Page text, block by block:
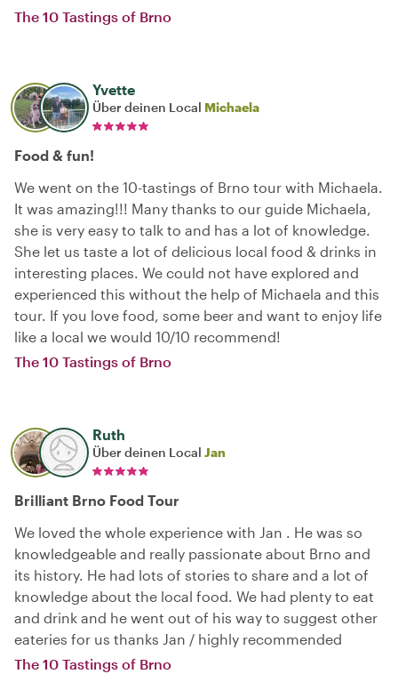
The 10 Tastings of Brno
Yvette
Über deinen Local Michaela
Food & fun!
We went on the 10-tastings of Brno tour with Michaela.
It was amazing!!! Many thanks to our guide Michaela,
she is very easy to talk to and has a lot of knowledge.
She let us taste a lot of delicious local food & drinks in
interesting places. We could not have explored and
experienced this without the help of Michaela and this
tour. If you love food, some beer and want to enjoy life
like a local we would 10/10 recommend!
The 10 Tastings of Brno
Ruth
Über deinen Local Jan
Brilliant Brno Food Tour
We loved the whole experience with Jan . He was so
knowledgeable and really passionate about Brno and
its history. He had lots of stories to share and a lot of
knowledge about the local food. We had plenty to eat
and drink and he went out of his way to suggest other
eateries for us thanks Jan / highly recommended
The 10 Tastings of Brno